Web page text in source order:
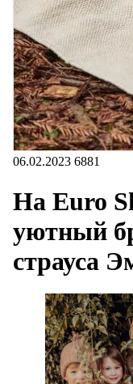
06.02.2023 6881
На Euro
уютный
страуса